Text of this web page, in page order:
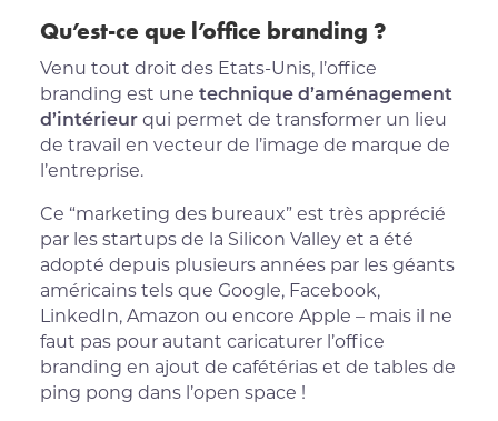
Qu’est-ce que l’office branding ?
Venu tout droit des Etats-Unis, l’office
branding est unetechnique d’aménagement
d’intérieurqui permet de transformer un lieu
de travail en vecteur de l’image de marque de
l’entreprise.
Ce “marketing des bureaux” est très apprécié
par les startups de la Silicon Valley et a été
adopté depuis plusieurs années par les géants
américains tels que Google, Facebook,
LinkedIn, Amazon ou encore Apple – mais il ne
faut pas pour autant caricaturer l’office
branding en ajout de cafétérias et de tables de
ping pong dans l’open space !